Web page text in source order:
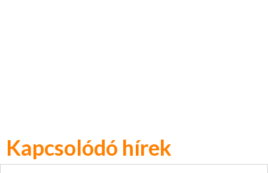
Kapcsolódó hírek